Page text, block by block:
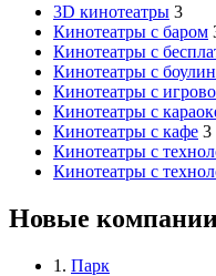
3D кинотеатры 3
Кинотеатры с баром
Кинотеатры с
Кинотеатры с
Кинотеатры с
Кинотеатры с
Кинотеатры с кафе 3
Кинотеатры с
Кинотеатры с
Новые
1. Парк